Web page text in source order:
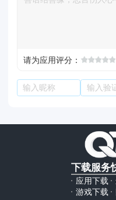
请为应用评分：
下载服务
应用下载
游戏下载